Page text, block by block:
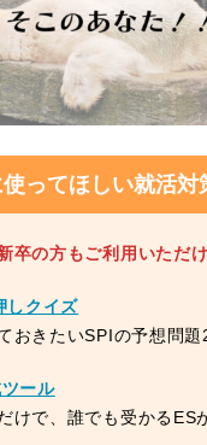
ってほしい就活対
卒の方もご利用いただけ
しクイズ
おきたいSPIの予想問題
ール
けで、誰でも受かるES